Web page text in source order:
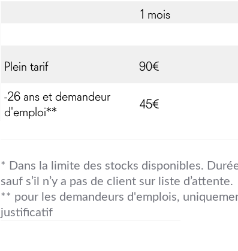
1 mois
Plein tarif 90€
-26 ans et demandeur
d'emploi**
45€
* Dans la limite des stocks disponibles.
sauf s’il n’y a pas de client sur liste d’attente.
** pour les demandeurs d'emplois,
justificatif